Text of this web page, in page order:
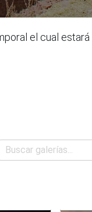
el cual